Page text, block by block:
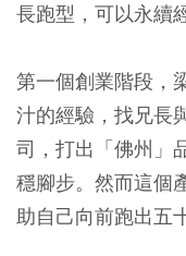
長跑型，可以永續
第一個創業階段，
汁的經驗，找兄長
司，打出「佛州」
穩腳步。然而這個
助自己向前跑出五